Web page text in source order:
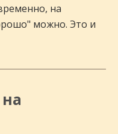
на
можно. Это и